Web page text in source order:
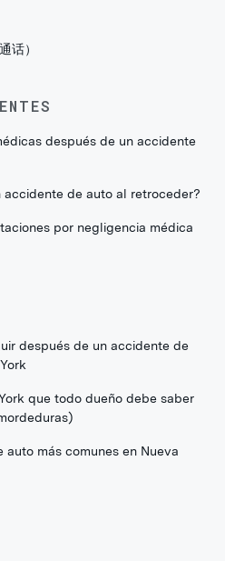
话）
después de un accidente
accidente de auto al retroceder?
por negligencia médica
después de un accidente de
que todo dueño debe saber
más comunes en Nueva